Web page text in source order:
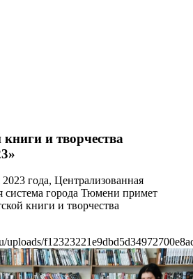
и творчества
года, Централизованная
система города Тюмени примет
книги и творчества
uploads/